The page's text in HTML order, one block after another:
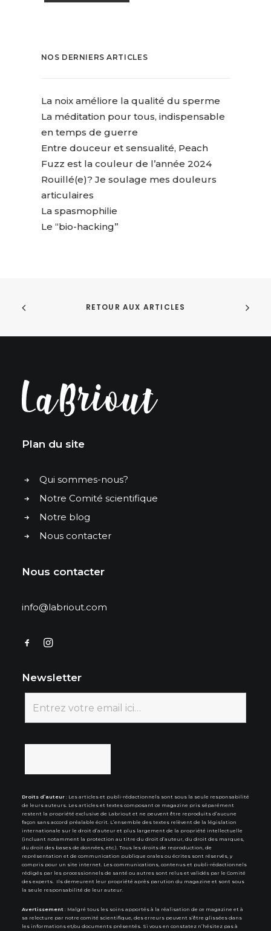
NOS DERNIERS ARTICLES
La noix améliore la qualité du sperme
La méditation pour tous, indispensable
en temps de guerre
Entre douceur et sensualité, Peach
Fuzz est la couleur de l’année 2024
Rouillé(e)? Je soulage mes douleurs
articulaires
La spasmophilie
Le “bio-hacking”
RETOUR AUX ARTICLES
Plan du site
Qui sommes-nous?
Notre Comité scientifique
Notre blog
Nous contacter
Nous contacter
info@labriout.com
Newsletter
Droits d’auteur : Les articles et publi-rédactionnels sont sous la seule responsabilité
de leurs auteurs. Les articles et textes composant ce magazine pris séparément
restent la propriété exclusive de Labriout et ne peuvent être reproduits d’aucune
façon sans accord préalable écrit. L’ensemble des textes relèvent de la législation
internationale sur le droit d’auteur et plus largement de la propriété intellectuelle
(incluant notamment la protection au titre du droit d’auteur, du droit des marques,
du droit des bases de données, etc.). Tous les droits de reproduction, de
représentation et de communication publique orales ou écrites sont réservés, y
compris pour un site internet. Les communications, contenus et publi-rédactionnels
rédigés par les processionnels de santé ou autres sont relus et validés par le Comité
des experts. Ils demeurent leur propriété après parution du magazine et sont sous
la seule responsabilité de leur auteur.
Avertissement : Malgré tous les soins apportés à la réalisation de ce magazine et à
sa relecture par notre comité scientifique, des erreurs peuvent s’être glissées dans
les informations et/ou documents présentés. Si vous en constatez n’hésitez pas à